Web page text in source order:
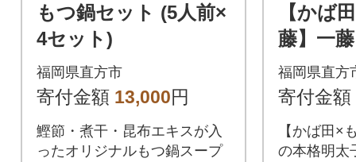
もつ鍋セット (5人前×
4セット)
福岡県直方市
寄付金額 13,000円
鰹節・煮干・昆布エキスが入
ったオリジナルもつ鍋スープ
【かば
藤】一
(2～3人
昆布漬
福岡県直方
寄付金額
【かば田×
の本格明太